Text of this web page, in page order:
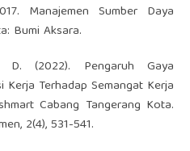
Manajemen Sumber Daya
Bumi Aksara.
(2022). Pengaruh Gaya
Kerja Terhadap Semangat Kerja
Cabang Tangerang Kota.
2(4), 531-541.